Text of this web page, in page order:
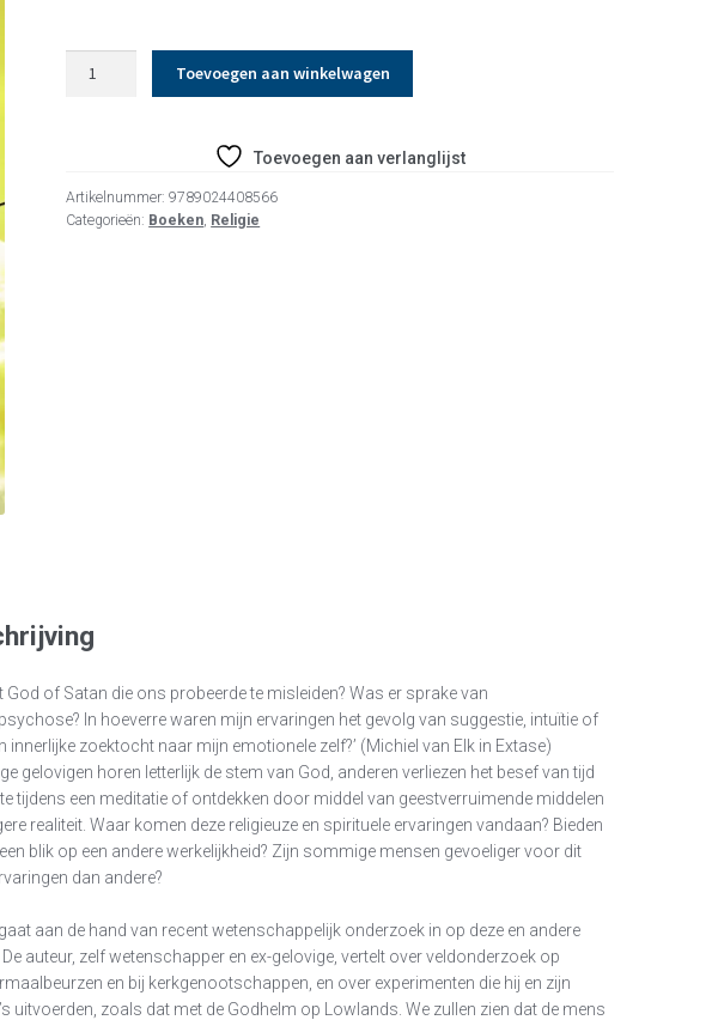
Toevoegen aan winkelwagen
Toevoegen aan verlanglijst
Artikelnummer:9789024408566
Categorieën: Boeken, Religie
God of Satan die ons probeerde te misleiden? Was er sprake van
In hoeverre waren mijn ervaringen het gevolg van suggestie, intuïtie of
innerlijke zoektocht naar mijn emotionele zelf?’ (Michiel van Elk in Extase)
gelovigen horen letterlijk de stem van God, anderen verliezen het besef van tijd
tijdens een meditatie of ontdekken door middel van geestverruimende middelen
realiteit. Waar komen deze religieuze en spirituele ervaringen vandaan? Bieden
blik op een andere werkelijkheid? Zijn sommige mensen gevoeliger voor dit
dan andere?
aan de hand van recent wetenschappelijk onderzoek in op deze en andere
auteur, zelf wetenschapper en ex-gelovige, vertelt over veldonderzoek op
en bij kerkgenootschappen, en over experimenten die hij en zijn
uitvoerden, zoals dat met de Godhelm op Lowlands. We zullen zien dat de mens